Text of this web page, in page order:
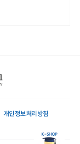
개인정보처리방침